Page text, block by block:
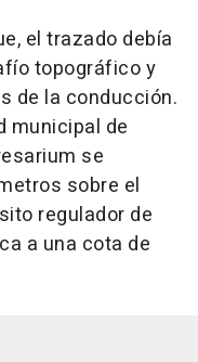
el trazado debía
topográfico y
de la conducción.
municipal de
se
sobre el
regulador de
a una cota de